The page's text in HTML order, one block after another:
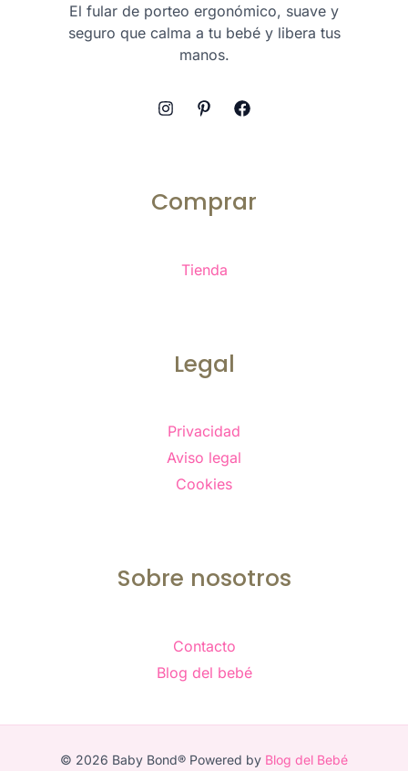
El fular de porteo ergonómico, suave y
seguro que calma a tu bebé y libera tus
manos.
Comprar
Tienda
Legal
Privacidad
Aviso legal
Cookies
Sobre nosotros
Contacto
Blog del bebé
© 2026 Baby Bond® Powered by Blog del Bebé